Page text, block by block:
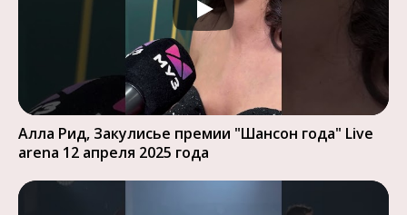
Алла Рид, Закулисье премии "Шансон года" Live
arena 12 апреля 2025 года